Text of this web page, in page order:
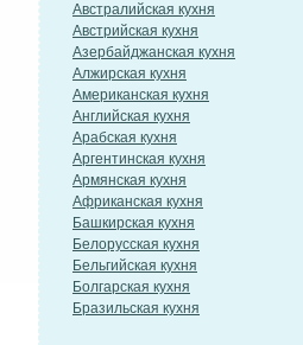
Австралийская кухня
Австрийская кухня
Азербайджанская кухня
Алжирская кухня
Американская кухня
Английская кухня
Арабская кухня
Аргентинская кухня
Армянская кухня
Африканская кухня
Башкирская кухня
Белорусская кухня
Бельгийская кухня
Болгарская кухня
Бразильская кухня